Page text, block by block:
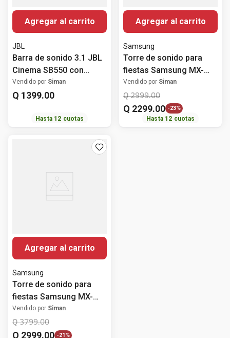
Agregar al carrito
JBL
Barra de sonido 3.1 JBL
Cinema SB550 con
subwoofer 250 Watts
Vendido por Siman
Q 1399.00
Hasta 12 cuotas
Agregar al carrito
Samsung
Torre de sonido para
fiestas Samsung MX-
ST40F de 160 W
Vendido por Siman
Q 2999.00
Q 2299.00 -23%
Hasta 12 cuotas
Agregar al carrito
Samsung
Torre de sonido para
fiestas Samsung MX-
ST50F de 240 W
Vendido por Siman
Q 3799.00
Q 2999.00 -21%